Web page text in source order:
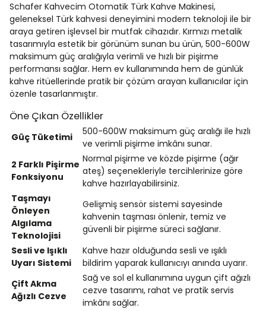
Schafer Kahvecim Otomatik Türk Kahve Makinesi,
geleneksel Türk kahvesi deneyimini modern teknoloji ile bir
araya getiren işlevsel bir mutfak cihazıdır. Kırmızı metalik
tasarımıyla estetik bir görünüm sunan bu ürün, 500-600W
maksimum güç aralığıyla verimli ve hızlı bir pişirme
performansı sağlar. Hem ev kullanımında hem de günlük
kahve ritüellerinde pratik bir çözüm arayan kullanıcılar için
özenle tasarlanmıştır.
Öne Çıkan Özellikler
Güç Tüketimi
500-600W maksimum güç aralığı ile hızlı
ve verimli pişirme imkânı sunar.
2 Farklı Pişirme
Fonksiyonu
Normal pişirme ve közde pişirme (ağır
ateş) seçenekleriyle tercihlerinize göre
kahve hazırlayabilirsiniz.
Taşmayı
Önleyen
Algılama
Teknolojisi
Gelişmiş sensör sistemi sayesinde
kahvenin taşması önlenir, temiz ve
güvenli bir pişirme süreci sağlanır.
Sesli ve Işıklı
Uyarı Sistemi
Kahve hazır olduğunda sesli ve ışıklı
bildirim yaparak kullanıcıyı anında uyarır.
Çift Akma
Ağızlı Cezve
Sağ ve sol el kullanımına uygun çift ağızlı
cezve tasarımı, rahat ve pratik servis
imkânı sağlar.